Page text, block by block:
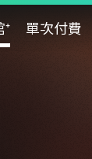
單次付費